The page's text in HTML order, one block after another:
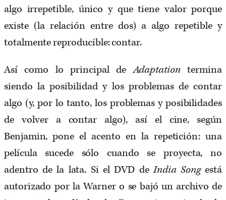
algo irrepetible, único y que tiene valor porque
existe (la relación entre dos) a algo repetible y
totalmente reproducible: contar.
Así como lo principal deAdaptationtermina
siendo la posibilidad y los problemas de contar
algo (y, por lo tanto, los problemas y posibilidades
de volver a contar algo), así el cine, según
Benjamin, pone el acento en la repetición: una
película sucede sólo cuando se proyecta, no
adentro de la lata. Si el DVD deIndia Songestá
autorizado por la Warner o se bajó un archivo de